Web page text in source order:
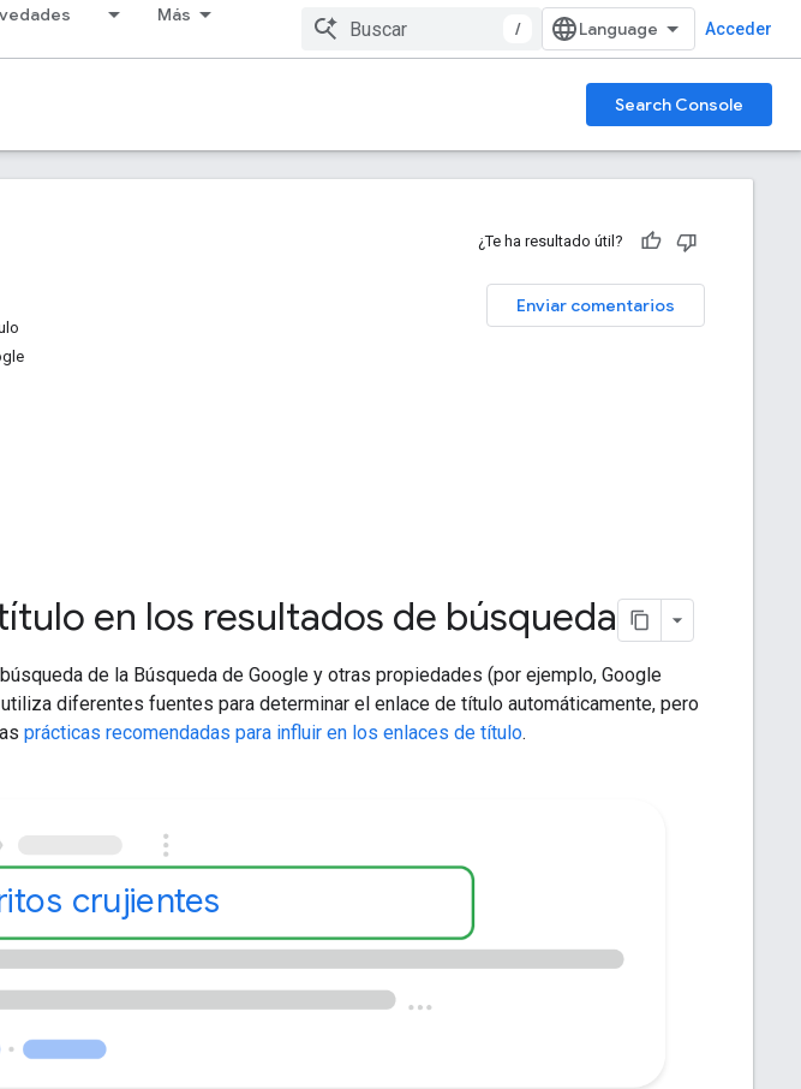
Más
/ Acceder
Search Console
¿Te ha resultado útil?
Enviar comentarios
en los resultados de búsqueda
de la Búsqueda de Google y otras propiedades (por ejemplo, Google
utiliza diferentes fuentes para determinar el enlace de título automáticamente, pero
prácticas recomendadas para influir en los enlaces de título.
crujientes